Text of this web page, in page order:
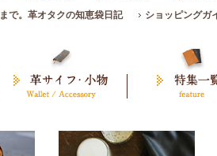
で。革オタクの知恵袋日記
ショッピングガ